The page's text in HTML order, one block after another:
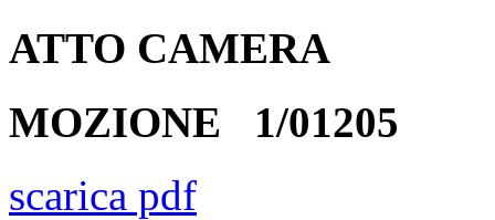
ATTO CAMERA
MOZIONE 1/01205
scarica pdf